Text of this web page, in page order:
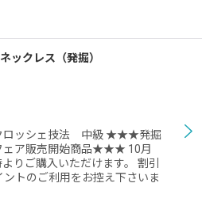
ックレス（発掘）
ロッシェ技法 中級 ★★★発掘
ェア販売開始商品★★★ 10月
りご購入いただけます。 割引
ントのご利用をお控え下さいま